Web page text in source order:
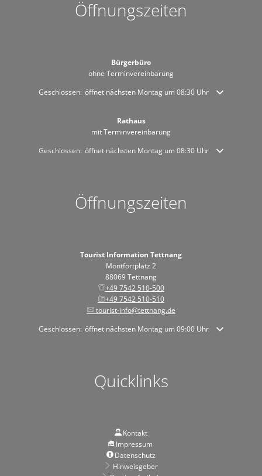
Öffnungszeiten
Bürgerbüro
ohne Terminvereinbarung
Klicken, um weitere Öffnungs- oder Schließzeiten auszublenden
Geschlossen: öffnet nächsten Montag um 08:30 Uhr
Rathaus
mit Terminvereinbarung
Klicken, um weitere Öffnungs- oder Schließzeiten auszublenden
Geschlossen: öffnet nächsten Montag um 08:30 Uhr
Öffnungszeiten
Tourist Information Tettnang
Montfortplatz 2
88069 Tettnang
+49 7542 510-500
+49 7542 510-510
tourist-info@tettnang.de
Klicken, um weitere Öffnungs- oder Schließzeiten auszublenden
Geschlossen: öffnet nächsten Montag um 09:00 Uhr
Quicklinks
Kontakt
Impressum
Datenschutz
Hinweisgeber